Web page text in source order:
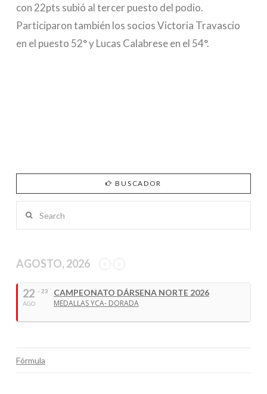
con 22pts subió al tercer puesto del podio.
Participaron también los socios Victoria Travascio
en el puesto 52° y Lucas Calabrese en el 54°.
BUSCADOR
AGOSTO, 2026
22
AGO
- 23
CAMPEONATO DÁRSENA NORTE 2026
MEDALLAS YCA- DORADA
Fórmula